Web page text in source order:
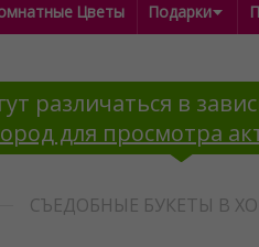
Цветы Подарки
различаться в
для просмотра
СЪЕДОБНЫЕ БУКЕТЫ В